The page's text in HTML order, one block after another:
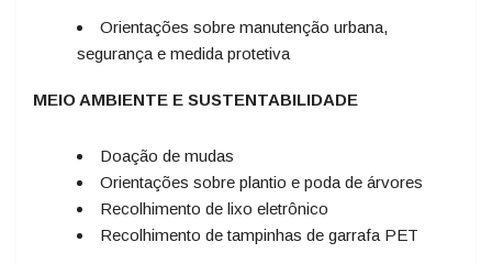
Orientações sobre manutenção urbana,
segurança e medida protetiva
MEIO AMBIENTE E SUSTENTABILIDADE
Doação de mudas
Orientações sobre plantio e poda de árvores
Recolhimento de lixo eletrônico
Recolhimento de tampinhas de garrafa PET